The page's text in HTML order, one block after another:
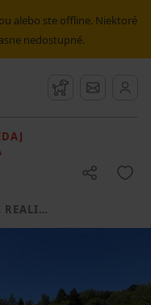
alebo ste offline. Niektoré
nedostupné.
Strážny pes
Správy